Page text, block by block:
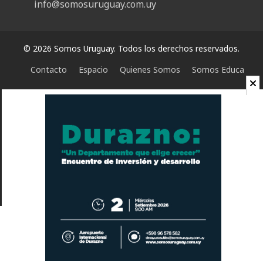
info@somosuruguay.com.uy
© 2026 Somos Uruguay. Todos los derechos reservados.
Contacto
Espacio Quienes Somos Somos Educa